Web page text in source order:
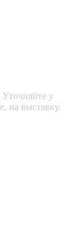
у
на выставку.